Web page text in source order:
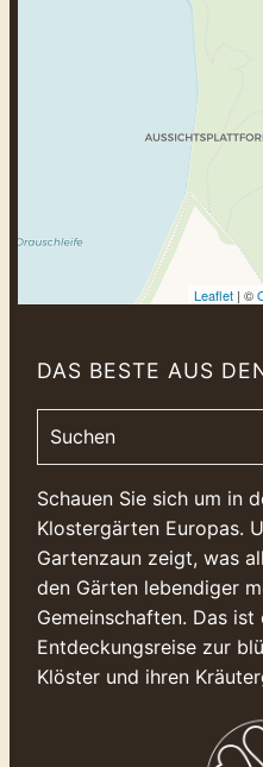
Leaflet| ©
DAS BESTE AUS
Schauen Sie sich um in
Klostergärten Europas.
Gartenzaun zeigt, was
den Gärten lebendiger
Gemeinschaften. Das ist
Entdeckungsreise zur
Klöster und ihren